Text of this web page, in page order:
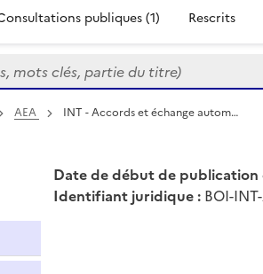
publiques (1) Rescrits
clés, partie du titre)
AEA INT - Accords et échange autom…
Date de début de publication
Identifiant juridique : BOI-